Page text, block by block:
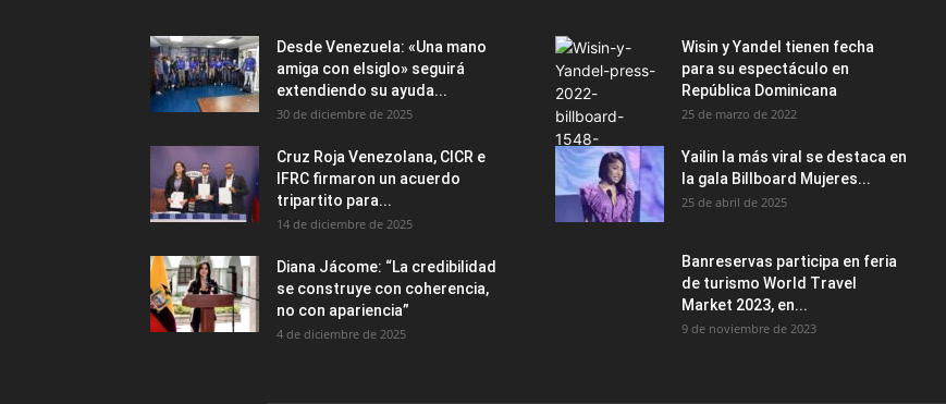
Desde Venezuela: «Una mano
amiga con elsiglo» seguirá
extendiendo su ayuda...
30 de diciembre de 2025
Cruz Roja Venezolana, CICR e
IFRC firmaron un acuerdo
tripartito para...
14 de diciembre de 2025
Diana Jácome: “La credibilidad
se construye con coherencia,
no con apariencia”
4 de diciembre de 2025
Wisin y Yandel tienen fecha
para su espectáculo en
República Dominicana
25 de marzo de 2022
Yailin la más viral se destaca en
la gala Billboard Mujeres...
25 de abril de 2025
Banreservas participa en feria
de turismo World Travel
Market 2023, en...
9 de noviembre de 2023